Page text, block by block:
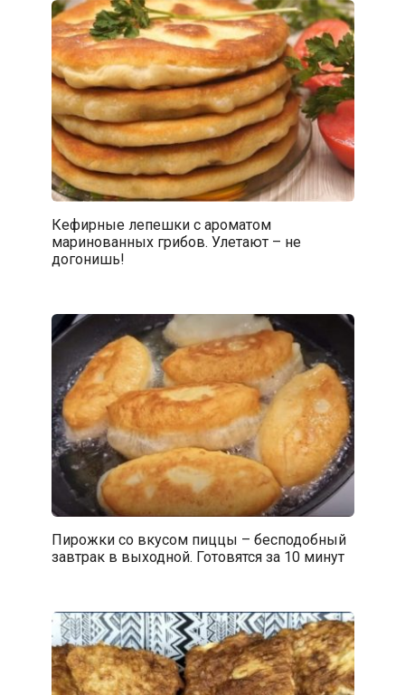
Кефирные лепешки с ароматом
маринованных грибов. Улетают – не
догонишь!
Пирожки со вкусом пиццы – бесподобный
завтрак в выходной. Готовятся за 10 минут